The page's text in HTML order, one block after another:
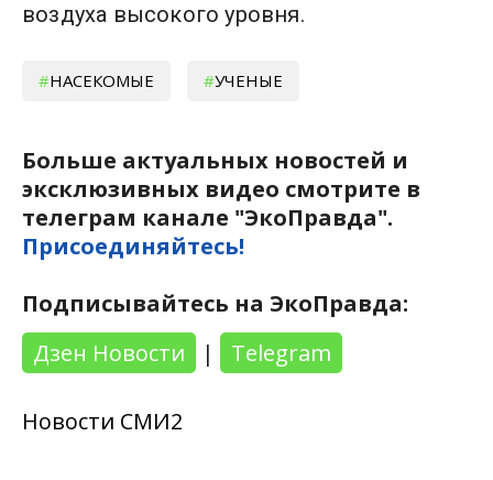
воздуха высокого уровня.
НАСЕКОМЫЕ УЧЕНЫЕ
Больше актуальных новостей и
эксклюзивных видео смотрите в
телеграм канале "ЭкоПравда".
Присоединяйтесь!
Подписывайтесь на ЭкоПравда:
Дзен Новости
| Telegram
Новости СМИ2